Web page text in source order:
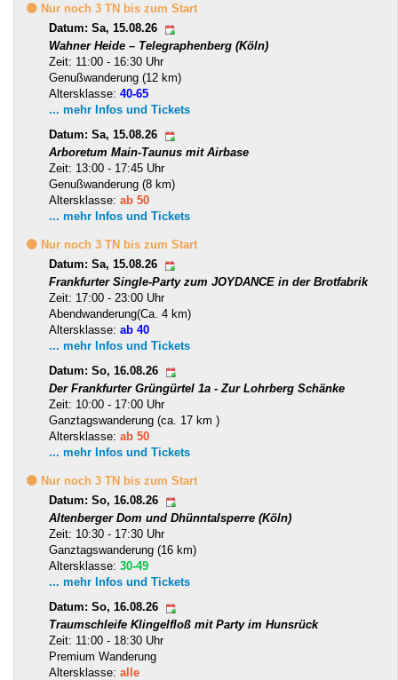
🟡 Nur noch 3 TN bis zum Start
Datum: Sa, 15.08.26
Wahner Heide – Telegraphenberg (Köln)
Zeit: 11:00 - 16:30 Uhr
Genußwanderung (12 km)
Altersklasse: 40-65
... mehr Infos und Tickets
Datum: Sa, 15.08.26
Arboretum Main-Taunus mit Airbase
Zeit: 13:00 - 17:45 Uhr
Genußwanderung (8 km)
Altersklasse: ab 50
... mehr Infos und Tickets
🟡 Nur noch 3 TN bis zum Start
Datum: Sa, 15.08.26
Frankfurter Single-Party zum JOYDANCE in der Brotfabrik
Zeit: 17:00 - 23:00 Uhr
Abendwanderung(Ca. 4 km)
Altersklasse: ab 40
... mehr Infos und Tickets
Datum: So, 16.08.26
Der Frankfurter Grüngürtel 1a - Zur Lohrberg Schänke
Zeit: 10:00 - 17:00 Uhr
Ganztagswanderung (ca. 17 km )
Altersklasse: ab 50
... mehr Infos und Tickets
🟡 Nur noch 3 TN bis zum Start
Datum: So, 16.08.26
Altenberger Dom und Dhünntalsperre (Köln)
Zeit: 10:30 - 17:30 Uhr
Ganztagswanderung (16 km)
Altersklasse: 30-49
... mehr Infos und Tickets
Datum: So, 16.08.26
Traumschleife Klingelfloß mit Party im Hunsrück
Zeit: 11:00 - 18:30 Uhr
Premium Wanderung
Altersklasse: alle